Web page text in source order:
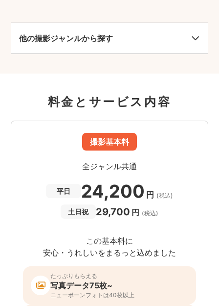
他の撮影ジャンルから探す
料金とサービス内容
撮影基本料
全ジャンル共通
平日 24,200 円 (税込)
土日祝 29,700 円 (税込)
この基本料に
安心・うれしいをまるっと込めました
たっぷりもらえる
写真データ75枚~
ニューボーンフォトは40枚以上